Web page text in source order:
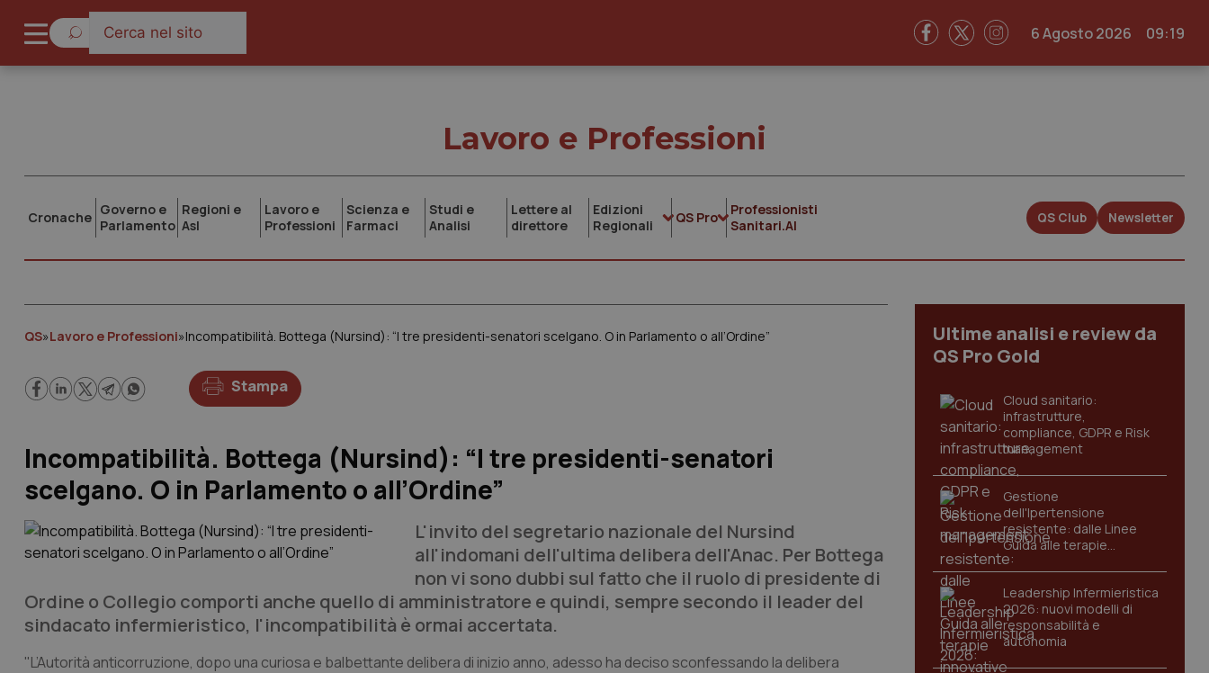
6 Agosto 2026 09:19
Lavoro e Professioni
Cronache Governo e
Parlamento
Regioni e
Asl
Lavoro e
Professioni
Scienza e
Farmaci
Studi e
Analisi
Lettere al
direttore
Edizioni
Regionali
QS Pro
Professionisti
Sanitari.AI
QS Club Newsletter
QS»Lavoro e Professioni»Incompatibilità. Bottega (Nursind): “I tre presidenti-senatori scelgano. O in Parlamento o all’Ordine”
Stampa
Incompatibilità. Bottega (Nursind): “I tre presidenti-senatori
scelgano. O in Parlamento o all’Ordine”
L'invito del segretario nazionale del Nursind
all'indomani dell'ultima delibera dell'Anac. Per Bottega
non vi sono dubbi sul fatto che il ruolo di presidente di
Ordine o Collegio comporti anche quello di amministratore e quindi, sempre secondo il leader del
sindacato infermieristico, l'incompatibilità è ormai accertata.
"L’Autorità anticorruzione, dopo una curiosa e balbettante delibera di inizio anno, adesso ha deciso sconfessando la delibera
Ultime analisi e review da
QS Pro Gold
Cloud sanitario:
infrastrutture,
compliance, GDPR e Risk
management
Gestione
dell'Ipertensione
resistente: dalle Linee
Guida alle terapie
innovative
Leadership Infermieristica
2026: nuovi modelli di
responsabilità e
autonomia